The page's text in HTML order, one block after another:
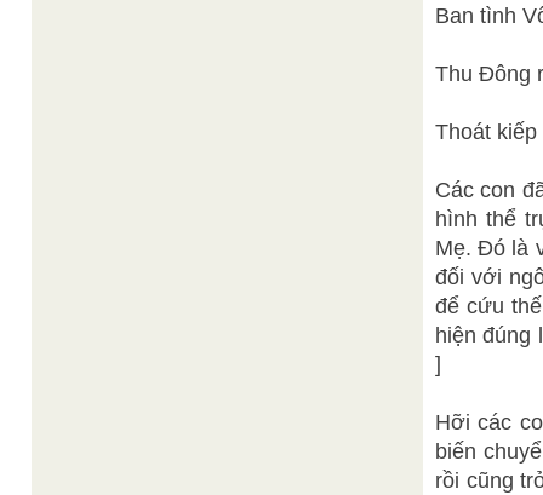
Ban tình
Thu Đông
Thoát kiếp
Các con
hình thể
Mẹ. Đó là
đối với
để cứu
hiện đúng
]
Hỡi các
biến
rồi cũng